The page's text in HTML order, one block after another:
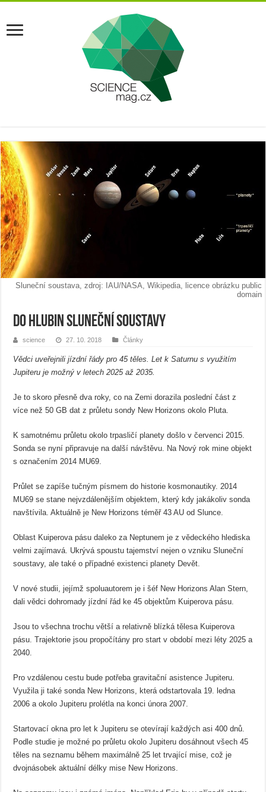
Sluneční soustava, zdroj: IAU/NASA, Wikipedia, licence obrázku public
domain
Do hlubin Sluneční soustavy
science 27. 10. 2018 Články
Vědci uveřejnili jízdní řády pro 45 těles. Let k Saturnu s využitím
Jupiteru je možný v letech 2025 až 2035.
Je to skoro přesně dva roky, co na Zemi dorazila poslední část z
více než 50 GB dat z průletu sondy New Horizons okolo Pluta.
K samotnému průletu okolo trpasličí planety došlo v červenci 2015.
Sonda se nyní připravuje na další návštěvu. Na Nový rok mine objekt
s označením 2014 MU69.
Průlet se zapíše tučným písmem do historie kosmonautiky. 2014
MU69 se stane nejvzdálenějším objektem, který kdy jakákoliv sonda
navštívila. Aktuálně je New Horizons téměř 43 AU od Slunce.
Oblast Kuiperova pásu daleko za Neptunem je z vědeckého hlediska
velmi zajímavá. Ukrývá spoustu tajemství nejen o vzniku Sluneční
soustavy, ale také o případné existenci planety Devět.
V nové studii, jejímž spoluautorem je i šéf New Horizons Alan Stern,
dali vědci dohromady jízdní řád ke 45 objektům Kuiperova pásu.
Jsou to všechna trochu větší a relativně blízká tělesa Kuiperova
pásu. Trajektorie jsou propočítány pro start v období mezi léty 2025 a
2040.
Pro vzdálenou cestu bude potřeba gravitační asistence Jupiteru.
Využila ji také sonda New Horizons, která odstartovala 19. ledna
2006 a okolo Jupiteru prolétla na konci února 2007.
Startovací okna pro let k Jupiteru se otevírají každých asi 400 dnů.
Podle studie je možné po průletu okolo Jupiteru dosáhnout všech 45
těles na seznamu během maximálně 25 let trvající mise, což je
dvojnásobek aktuální délky mise New Horizons.